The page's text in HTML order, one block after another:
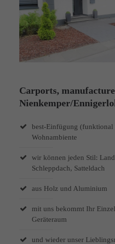
Carports,
Nienkemper/
best-Einfügung (funktional
Wohnambiente
wir können jeden Stil:
Schleppdach, Satteldach
aus Holz und Aluminium
mit uns bekommt Ihr
Geräteraum
und wieder unser